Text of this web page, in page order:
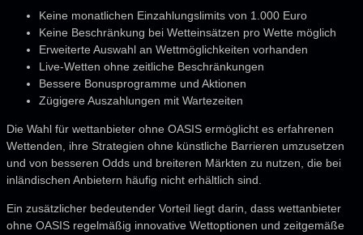
Keine monatlichen Einzahlungslimits von 1.000 Euro
Keine Beschränkung bei Wetteinsätzen pro Wette möglich
Erweiterte Auswahl an Wettmöglichkeiten vorhanden
Live-Wetten ohne zeitliche Beschränkungen
Bessere Bonusprogramme und Aktionen
Zügigere Auszahlungen mit Wartezeiten
Die Wahl für wettanbieter ohne OASIS ermöglicht es erfahrenen
Wettenden, ihre Strategien ohne künstliche Barrieren umzusetzen
und von besseren Odds und breiteren Märkten zu nutzen, die bei
inländischen Anbietern häufig nicht erhältlich sind.
Ein zusätzlicher bedeutender Vorteil liegt darin, dass wettanbieter
ohne OASIS regelmäßig innovative Wettoptionen und zeitgemäße